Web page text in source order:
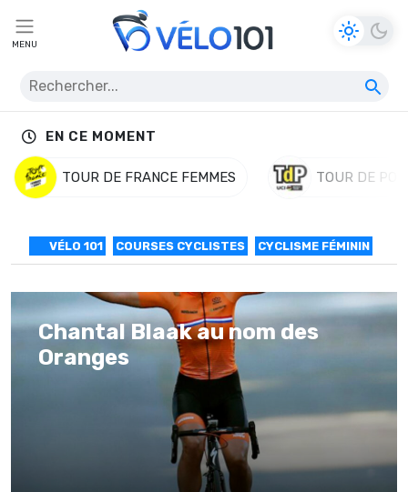
MENU
EN CE MOMENT
TOUR DE FRANCE FEMMES TOUR DE
VÉLO 101 COURSES CYCLISTES CYCLISME FÉMININ
Chantal Blaak au nom des
Oranges